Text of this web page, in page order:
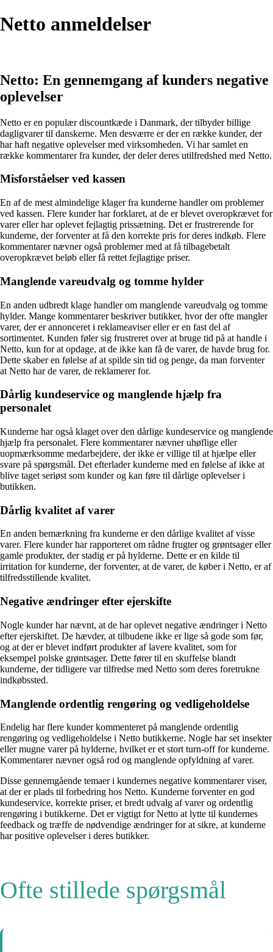
Netto anmeldelser
Netto: En gennemgang af kunders negative
oplevelser
Netto er en populær discountkæde i Danmark, der tilbyder billige
dagligvarer til danskerne. Men desværre er der en række kunder, der
har haft negative oplevelser med virksomheden. Vi har samlet en
række kommentarer fra kunder, der deler deres utilfredshed med Netto.
Misforståelser ved kassen
En af de mest almindelige klager fra kunderne handler om problemer
ved kassen. Flere kunder har forklaret, at de er blevet overopkrævet for
varer eller har oplevet fejlagtig prissætning. Det er frustrerende for
kunderne, der forventer at få den korrekte pris for deres indkøb. Flere
kommentarer nævner også problemer med at få tilbagebetalt
overopkrævet beløb eller få rettet fejlagtige priser.
Manglende vareudvalg og tomme hylder
En anden udbredt klage handler om manglende vareudvalg og tomme
hylder. Mange kommentarer beskriver butikker, hvor der ofte mangler
varer, der er annonceret i reklameaviser eller er en fast del af
sortimentet. Kunden føler sig frustreret over at bruge tid på at handle i
Netto, kun for at opdage, at de ikke kan få de varer, de havde brug for.
Dette skaber en følelse af at spilde sin tid og penge, da man forventer
at Netto har de varer, de reklamerer for.
Dårlig kundeservice og manglende hjælp fra
personalet
Kunderne har også klaget over den dårlige kundeservice og manglende
hjælp fra personalet. Flere kommentarer nævner uhøflige eller
uopmærksomme medarbejdere, der ikke er villige til at hjælpe eller
svare på spørgsmål. Det efterlader kunderne med en følelse af ikke at
blive taget seriøst som kunder og kan føre til dårlige oplevelser i
butikken.
Dårlig kvalitet af varer
En anden bemærkning fra kunderne er den dårlige kvalitet af visse
varer. Flere kunder har rapporteret om rådne frugter og grøntsager eller
gamle produkter, der stadig er på hylderne. Dette er en kilde til
irritation for kunderne, der forventer, at de varer, de køber i Netto, er af
tilfredsstillende kvalitet.
Negative ændringer efter ejerskifte
Nogle kunder har nævnt, at de har oplevet negative ændringer i Netto
efter ejerskiftet. De hævder, at tilbudene ikke er lige så gode som før,
og at der er blevet indført produkter af lavere kvalitet, som for
eksempel polske grøntsager. Dette fører til en skuffelse blandt
kunderne, der tidligere var tilfredse med Netto som deres foretrukne
indkøbssted.
Manglende ordentlig rengøring og vedligeholdelse
Endelig har flere kunder kommenteret på manglende ordentlig
rengøring og vedligeholdelse i Netto butikkerne. Nogle har set insekter
eller mugne varer på hylderne, hvilket er et stort turn-off for kunderne.
Kommentarer nævner også rod og manglende opfyldning af varer.
Disse gennemgående temaer i kundernes negative kommentarer viser,
at der er plads til forbedring hos Netto. Kunderne forventer en god
kundeservice, korrekte priser, et bredt udvalg af varer og ordentlig
rengøring i butikkerne. Det er vigtigt for Netto at lytte til kundernes
feedback og træffe de nødvendige ændringer for at sikre, at kunderne
har positive oplevelser i deres butikker.
Ofte stillede spørgsmål